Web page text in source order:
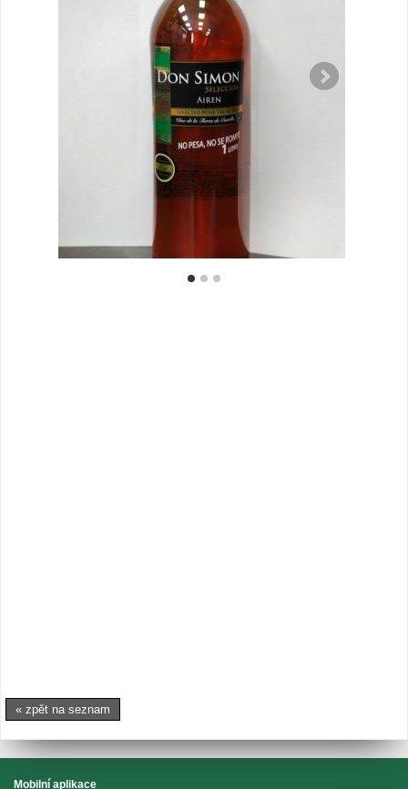
« zpět na seznam
Mobilní aplikace